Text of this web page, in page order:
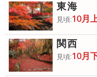
東海
見頃:10月
関西
見頃:10月